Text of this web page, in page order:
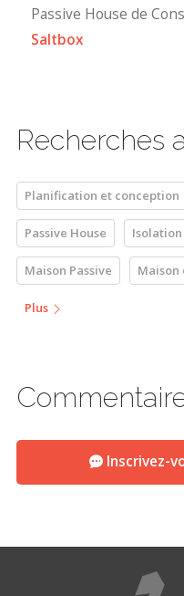
Passive House de
Saltbox
Recherches
Planification et conception
Passive House Isolation
Maison Passive
Plus
Inscrivez-